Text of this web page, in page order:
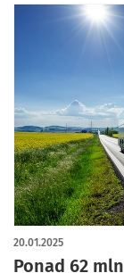
Ponad 62
20.01.2025